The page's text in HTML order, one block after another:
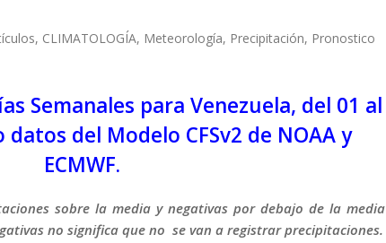
, CLIMATOLOGÍA, Meteorología, Precipitación, Pronostico
Semanales para Venezuela, del 01 al
del Modelo CFSv2 de NOAAy
ECMWF.
sobre la media y negativas por debajo de la media
no significa que no se van a registrar precipitaciones.